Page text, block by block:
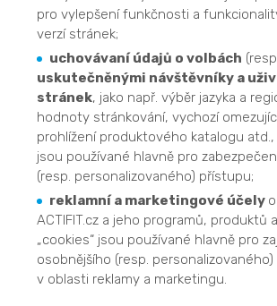
pro vylepšení funkčnosti a
verzí stránek;
uchovávaní údajů o volbách
uskutečněnými návštěvníky a
stránek, jako např. výběr jazyka a
hodnoty stránkování, vychozí
prohlížení produktového katalogu atd.,
jsou používané hlavně pro
(resp. personalizovaného) přístupu;
reklamní a marketingové účely
ACTIFIT.cz a jeho programů, produktů
„cookies“ jsou používané hlavně pro
osobnějšího (resp.
v oblasti reklamy a marketingu.